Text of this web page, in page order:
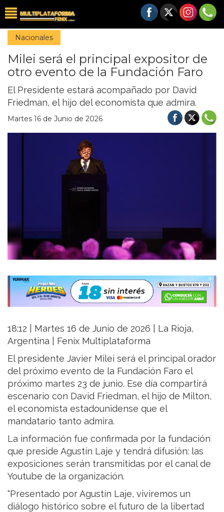
Nacionales
Milei será el principal expositor de
otro evento de la Fundación Faro
El Presidente estará acompañado por David
Friedman, el hijo del economista que admira.
Martes 16 de Junio de 2026
18:12 | Martes 16 de Junio de 2026 | La Rioja,
Argentina | Fenix Multiplataforma
El presidente Javier Milei será el principal orador
del próximo evento de la Fundación Faro el
próximo martes 23 de junio. Ese día compartirá
escenario con David Friedman, el hijo de Milton,
el economista estadounidense que el
mandatario tanto admira.
La información fue confirmada por la fundación
que preside Agustín Laje y tendrá difusión: las
exposiciones serán transmitidas por el canal de
Youtube de la organización.
“Presentado por Agustín Laje, viviremos un
diálogo histórico sobre el futuro de la libertad